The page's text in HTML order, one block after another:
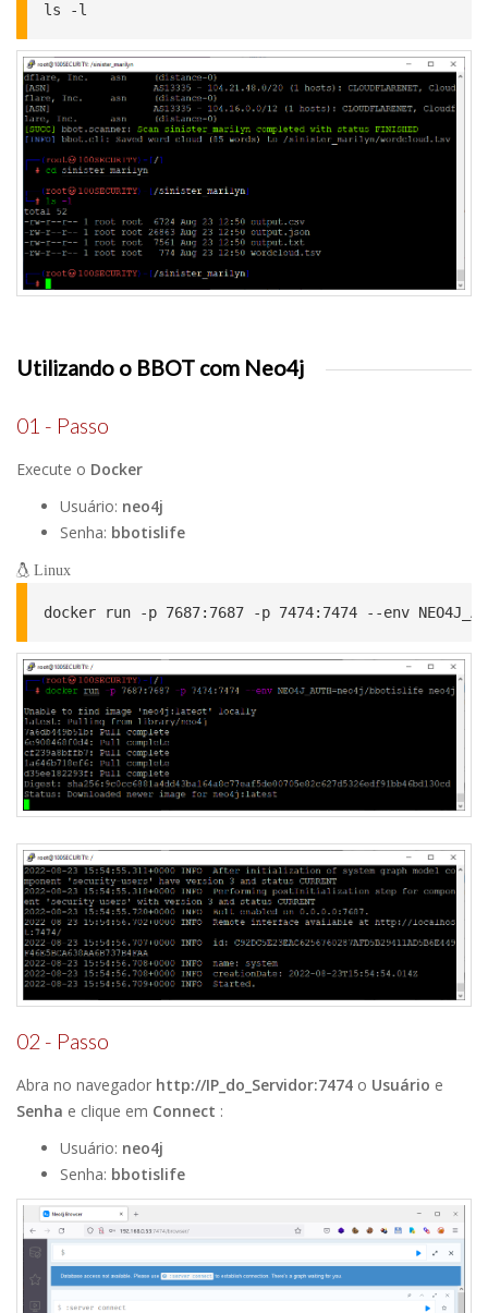
ls -l
Utilizando o BBOT com Neo4j
01 - Passo
Execute o Docker
Usuário: neo4j
Senha: bbotislife
Linux
docker run -p 7687:7687 -p 7474:7474 --env
02 - Passo
Abra no navegador http://IP_do_Servidor:7474 o Usuário e
Senha e clique em Connect :
Usuário: neo4j
Senha: bbotislife